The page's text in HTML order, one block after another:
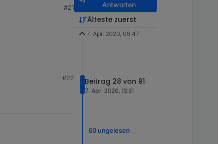
#21
#22
Antworten
Älteste zuerst
7. Apr. 2020, 06:47
Beitrag 28 von 91
7. Apr. 2020, 13:31
60 ungelesen